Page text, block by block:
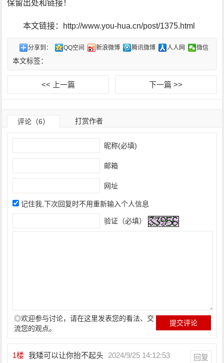
保留出处和链接！
本文链接：http://www.you-hua.cn/post/1375.html
分享到： QQ空间 新浪微博 腾讯微博 人人网 微信
本文标签：
<< 上一篇 下一篇 >>
评论（6） 打赏作者
昵称(必填)
邮箱
网址
记住我,下次回复时不用重新输入个人信息
验证（必填）
◎欢迎参与讨论，请在这里发表您的看法、交
流您的观点。
1楼 我矮可以让你抬不起头 2024/9/25 14:12:53 回复